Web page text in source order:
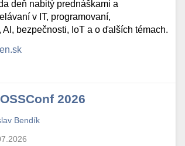
deň nabitý prednáškami a
v IT, programovaní,
AI, bezpečnosti, IoT a o ďalších témach.
2026
Bendík